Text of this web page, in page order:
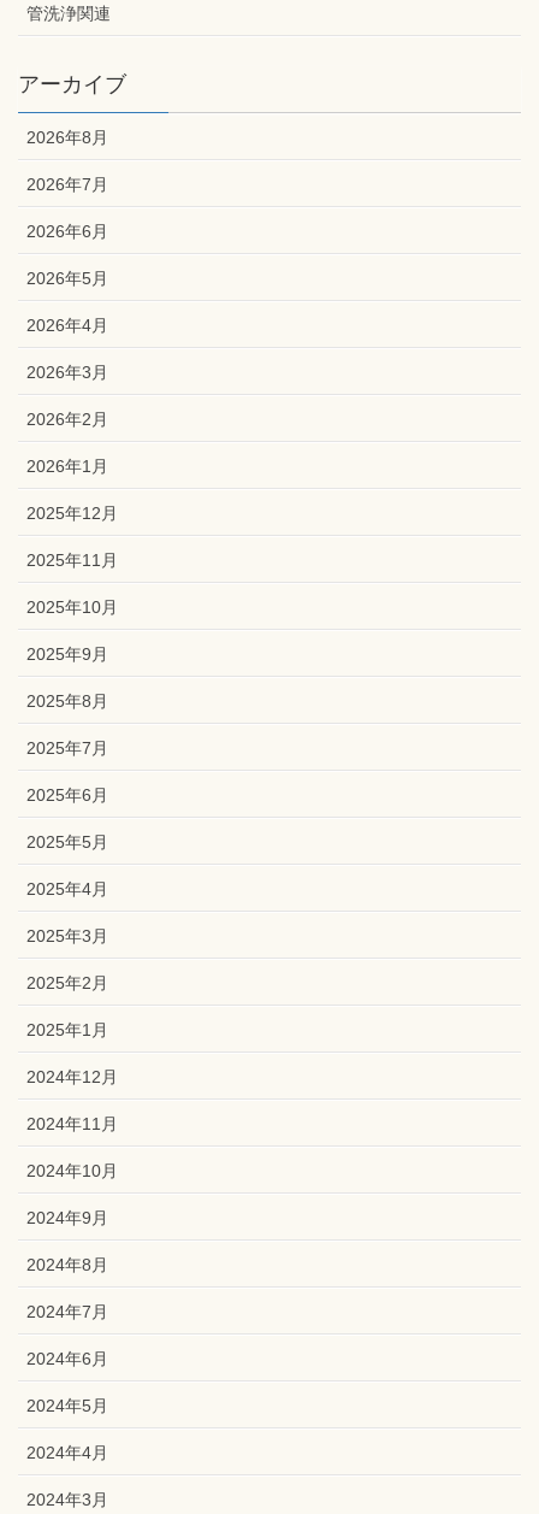
管洗浄関連
アーカイブ
2026年8月
2026年7月
2026年6月
2026年5月
2026年4月
2026年3月
2026年2月
2026年1月
2025年12月
2025年11月
2025年10月
2025年9月
2025年8月
2025年7月
2025年6月
2025年5月
2025年4月
2025年3月
2025年2月
2025年1月
2024年12月
2024年11月
2024年10月
2024年9月
2024年8月
2024年7月
2024年6月
2024年5月
2024年4月
2024年3月